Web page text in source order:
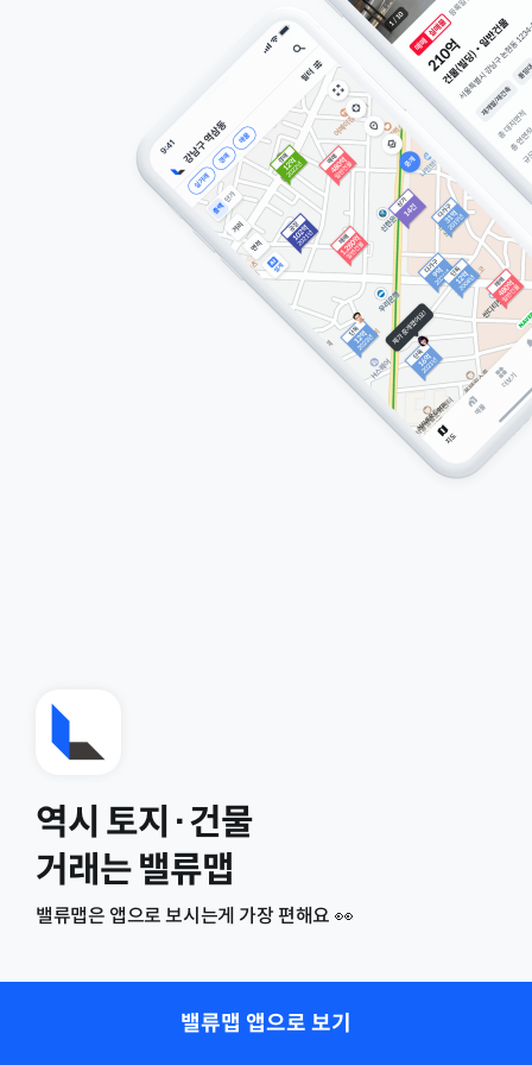
역시 토지·건물
거래는 밸류맵
밸류맵은 앱으로 보시는게 가장 편해요 👀
밸류맵 앱으로 보기